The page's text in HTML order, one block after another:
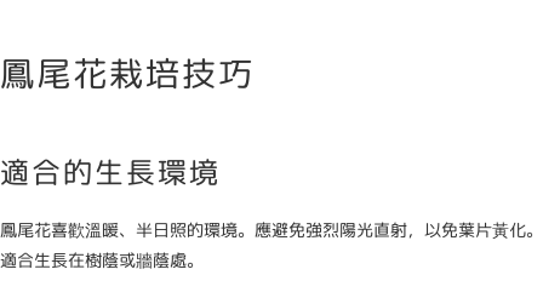
鳳尾花栽培技巧
適合的生長環境
鳳尾花喜歡溫暖、半日照的環境。應避免強烈陽光直射，以免葉片黃化。
適合生長在樹蔭或牆蔭處。